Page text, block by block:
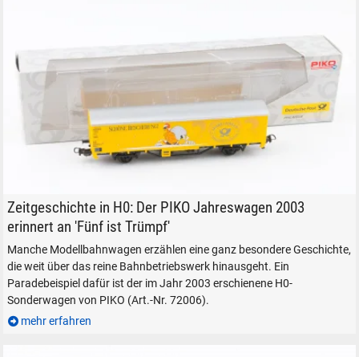
PIKO Jahreswagen 2003 in Verpackung der Post Philatelie.
Zeitgeschichte in H0: Der PIKO Jahreswagen 2003
erinnert an 'Fünf ist Trümpf'
Manche Modellbahnwagen erzählen eine ganz besondere Geschichte,
die weit über das reine Bahnbetriebswerk hinausgeht. Ein
Paradebeispiel dafür ist der im Jahr 2003 erschienene H0-
Sonderwagen von PIKO (Art.-Nr. 72006).
mehr erfahren